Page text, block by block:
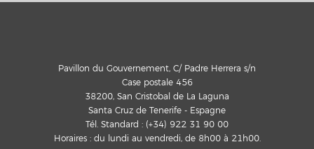
Pavillon du Gouvernement, C/ Padre Herrera s/n
Case postale 456
38200, San Cristobal de La Laguna
Santa Cruz de Tenerife - Espagne
Tél. Standard : (+34) 922 31 90 00
Horaires : du lundi au vendredi, de 8h00 à 21h00.